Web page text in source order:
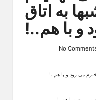
به اتاق
و با هم..!
No